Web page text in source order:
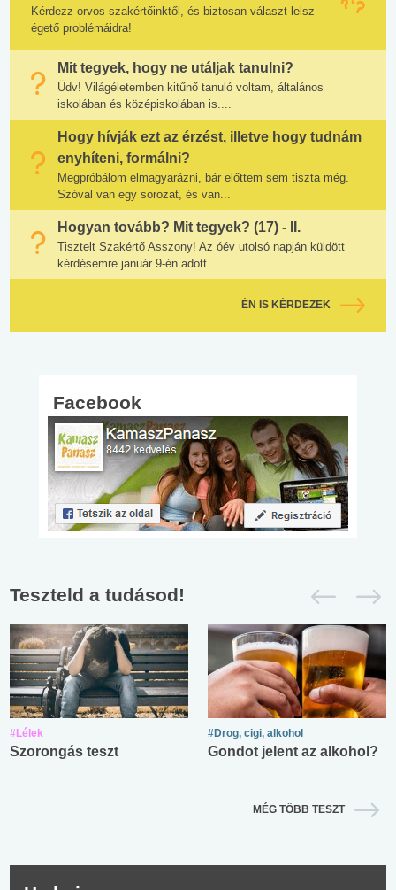
Kérdezz orvos szakértőinktől, és biztosan választ lelsz
égető problémáidra!
Mit tegyek, hogy ne utáljak tanulni?
Üdv! Világéletemben kitűnő tanuló voltam, általános
iskolában és középiskolában is....
Hogy hívják ezt az érzést, illetve hogy tudnám
enyhíteni, formálni?
Megpróbálom elmagyarázni, bár előttem sem tiszta még.
Szóval van egy sorozat, és van...
Hogyan tovább? Mit tegyek? (17) - II.
Tisztelt Szakértő Asszony! Az óév utolsó napján küldött
kérdésemre január 9-én adott...
ÉN IS KÉRDEZEK
Facebook
Teszteld a tudásod!
#Lélek
Szorongás teszt
#Drog, cigi, alkohol
Gondot jelent az alkohol?
MÉG TÖBB TESZT